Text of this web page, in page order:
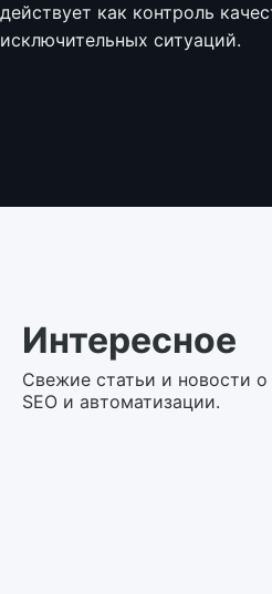
действует как контроль
исключительных ситуаций.
Интересное
Свежие статьи и новости о
SEO и автоматизации.